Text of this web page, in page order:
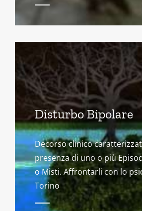
Disturbo Bipolare
Decorso clinico
presenza di uno o più
o Misti. Affrontarli con lo
Torino